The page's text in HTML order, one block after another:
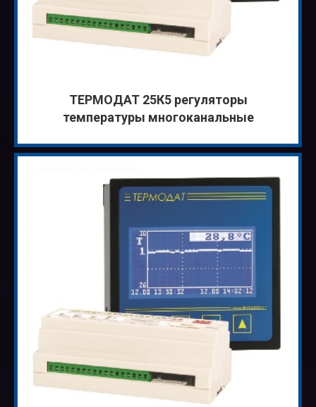
ТЕРМОДАТ 25К5 регуляторы
температуры многоканальные